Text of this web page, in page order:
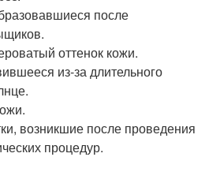
после
оттенок кожи.
из-за длительного
возникшие после проведения
процедур.